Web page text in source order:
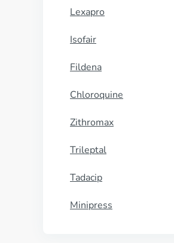
Lexapro
Isofair
Fildena
Chloroquine
Zithromax
Trileptal
Tadacip
Minipress